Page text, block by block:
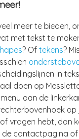
meer te bieden,
met tekst te
? Of tekens?
in
doen op
aan de
op
vragen hebt, dan
de contactpagina